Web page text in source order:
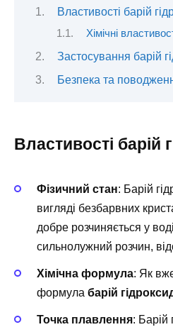
Властивості барій
Хімічні
Застосування барій
Безпека та
Властивості барій
Фізичний стан: Барій
вигляді безбарвних
добре розчиняється у
сильнолужний розчин,
Хімічна формула: Як
формула барій
Точка плавлення: Барій